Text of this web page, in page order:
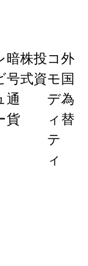
暗
号
通
貨
株
式
投
資
コ
モ
デ
ィ
テ
ィ
外
国
為
替
、リスク
に役立ちます